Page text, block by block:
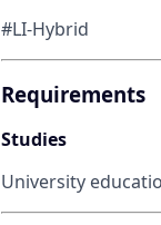
#LI-Hybrid
Requirements
Studies
University